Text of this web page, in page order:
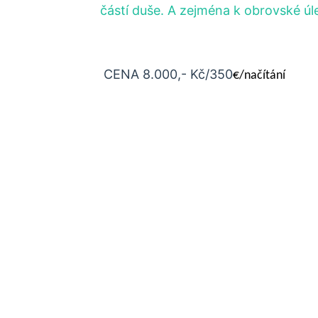
částí duše. A zejména k obrovské
CENA 8.000,- Kč/350€/načítání